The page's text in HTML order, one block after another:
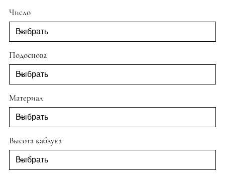
Число
Подоснова
Материал
Высота каблука